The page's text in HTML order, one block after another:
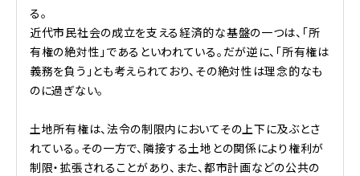
る。
近代市民社会の成立を支える経済的な基盤の一つは、「所
有権の絶対性」であるといわれている。だが逆に、「所有権は
義務を負う」とも考えられており、その絶対性は理念的なも
のに過ぎない。
土地所有権は、法令の制限内においてその上下に及ぶとさ
れている。その一方で、隣接する土地との関係により権利が
制限・拡張されることがあり、また、都市計画などの公共の